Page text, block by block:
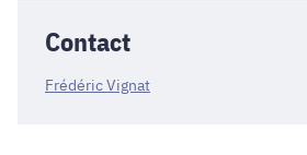
Contact
Frédéric Vignat